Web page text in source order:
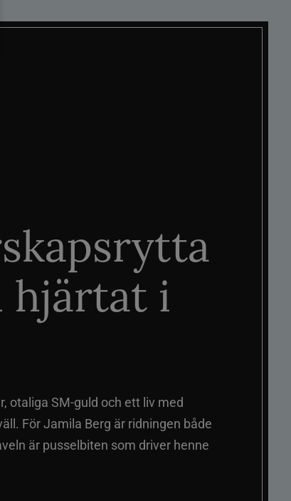
hjärtat i
otaliga SM-guld och ett liv med
För Jamila Berg är ridningen både
är pusselbiten som driver henne